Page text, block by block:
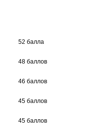
52 балла
48 баллов
46 баллов
45 баллов
45 баллов